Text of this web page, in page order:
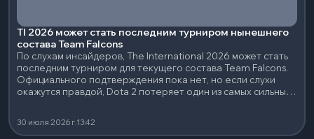
TI 2026 может стать последним турниром нынешнего
состава Team Falcons
По слухам инсайдеров, The International 2026 может стать
последним турниром для текущего состава Team Falcons.
Официального подтверждения пока нет, но если слухи
окажутся правдой, Dota 2 потеряет один из самых сильных
30 июля 2026 г.13:42